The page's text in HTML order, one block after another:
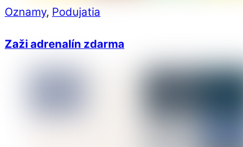
Oznamy, Podujatia
Zaži adrenalín zdarma